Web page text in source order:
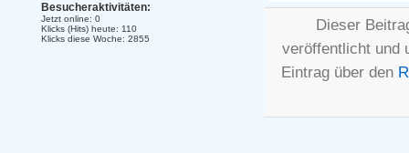
Dieser
veröffentlicht und
Eintrag über den
Besucheraktivitäten:
Jetzt online: 0
Klicks (Hits) heute: 110
Klicks diese Woche: 2855